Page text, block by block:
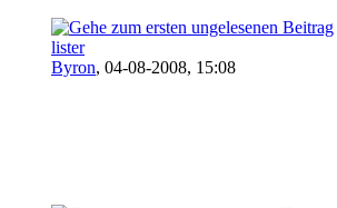
lister
Byron, 04-08-2008, 15:08